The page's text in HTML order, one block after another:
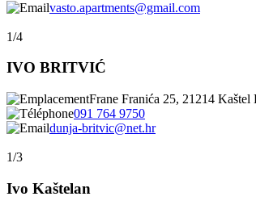
vasto.apartments@gmail.com
1/4
IVO BRITVIĆ
Frane Franića 25, 21214 Kaštel
091 764 9750
dunja-britvic@net.hr
1/3
Ivo Kaštelan